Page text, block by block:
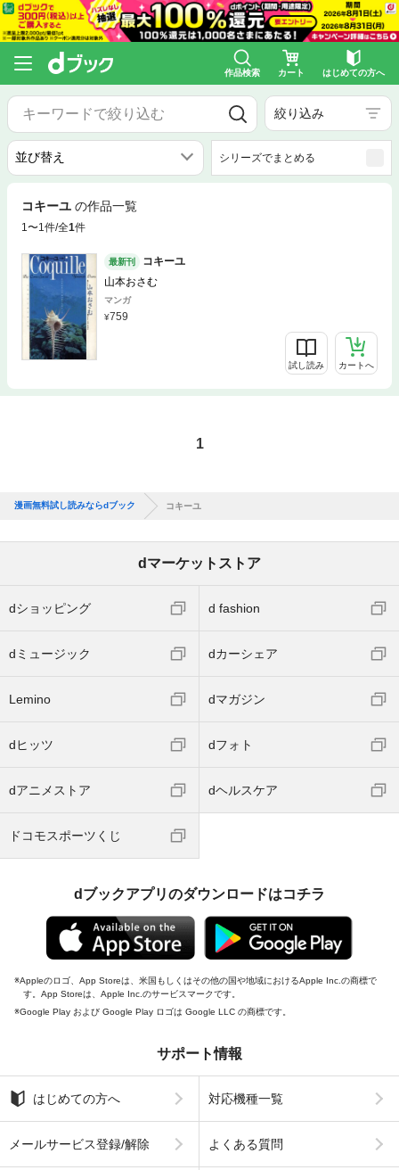
作品検索 カート はじめての方へ
絞り込み
シリーズでまとめる
コキーユ の作品一覧
1〜1件/全1件
最新刊
コキーユ
山本おさむ
マンガ
759
試し読み カートへ
1
漫画無料試し読みならdブック コキーユ
dマーケットストア
dショッピング d fashion
dミュージック dカーシェア
Lemino dマガジン
dヒッツ dフォト
dアニメストア dヘルスケア
ドコモスポーツくじ
dブックアプリのダウンロードはコチラ
Appleのロゴ、App Storeは、米国もしくはその他の国や地域におけるApple Inc.の商標で
す。App Storeは、Apple Inc.のサービスマークです。
Google Play および Google Play ロゴは Google LLC の商標です。
サポート情報
はじめての方へ 対応機種一覧
メールサービス登録/解除 よくある質問